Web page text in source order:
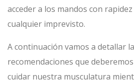
acceder a los mandos con
cualquier imprevisto.
A continuación vamos a detallar
recomendaciones que
cuidar nuestra musculatura